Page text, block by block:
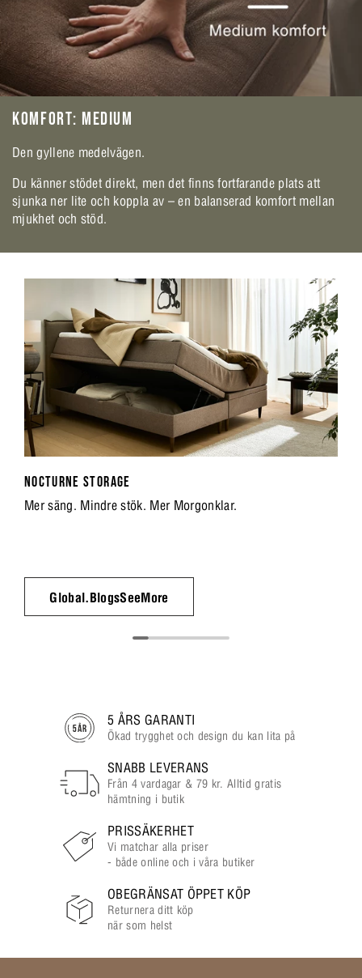
KOMFORT: MEDIUM
Den gyllene medelvägen.
Du känner stödet direkt, men det finns fortfarande plats att
sjunka ner lite och koppla av – en balanserad komfort mellan
mjukhet och stöd.
NOCTURNE STORAGE
Mer säng. Mindre stök. Mer Morgonklar.
Global.BlogsSeeMore
5 ÅRS GARANTI
Ökad trygghet och design du kan lita på
SNABB LEVERANS
Från 4 vardagar & 79 kr. Alltid gratis
hämtning i butik
PRISSÄKERHET
Vi matchar alla priser
- både online och i våra butiker
OBEGRÄNSAT ÖPPET KÖP
Returnera ditt köp
när som helst